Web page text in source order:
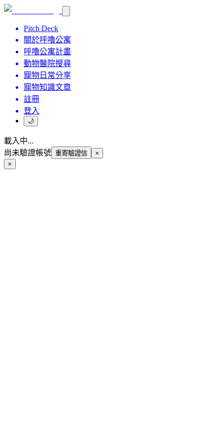
Pitch Deck
關於呼嚕公寓
呼嚕公寓計畫
動物醫院搜尋
寵物日常分享
寵物知識文章
註冊
登入
🌙
載入中...
尚未驗證帳號 重寄驗證信
×
×